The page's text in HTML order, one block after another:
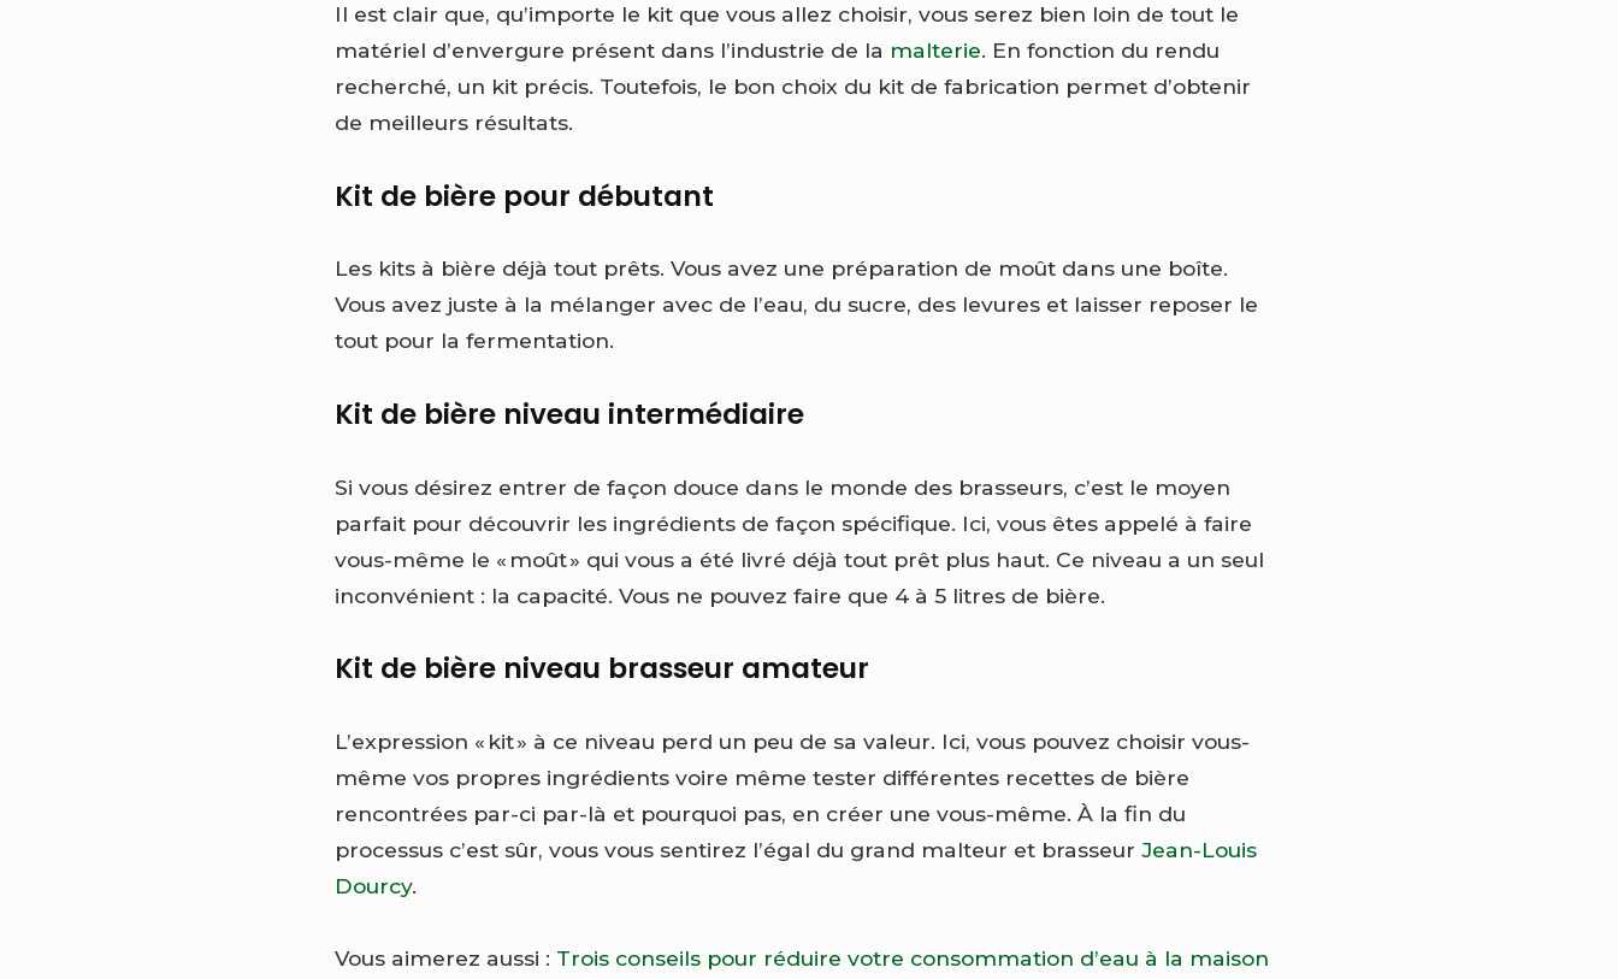
Il est clair que, qu’importe le kit que vous allez choisir, vous serez bien loin de tout le
matériel d’envergure présent dans l’industrie de la malterie. En fonction du rendu
recherché, un kit précis. Toutefois, le bon choix du kit de fabrication permet d’obtenir
de meilleurs résultats.
Kit de bière pour débutant
Les kits à bière déjà tout prêts. Vous avez une préparation de moût dans une boîte.
Vous avez juste à la mélanger avec de l’eau, du sucre, des levures et laisser reposer le
tout pour la fermentation.
Kit de bière niveau intermédiaire
Si vous désirez entrer de façon douce dans le monde des brasseurs, c’est le moyen
parfait pour découvrir les ingrédients de façon spécifique. Ici, vous êtes appelé à faire
vous-même le « moût » qui vous a été livré déjà tout prêt plus haut. Ce niveau a un seul
inconvénient : la capacité. Vous ne pouvez faire que 4 à 5 litres de bière.
Kit de bière niveau brasseur amateur
L’expression « kit » à ce niveau perd un peu de sa valeur. Ici, vous pouvez choisir vous-
même vos propres ingrédients voire même tester différentes recettes de bière
rencontrées par-ci par-là et pourquoi pas, en créer une vous-même. À la fin du
processus c’est sûr, vous vous sentirez l’égal du grand malteur et brasseur Jean-Louis
Dourcy.
Vous aimerez aussi : Trois conseils pour réduire votre consommation d’eau à la maison